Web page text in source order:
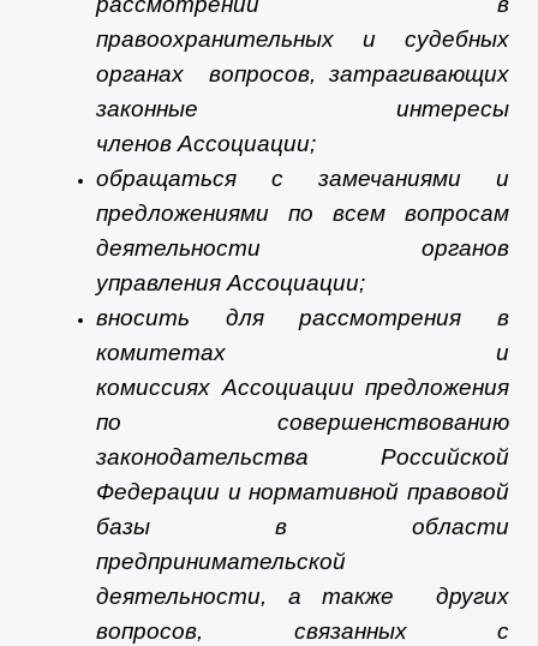
правоохранительных и судебных
органах вопросов, затрагивающих
законные интересы
членов Ассоциации;
обращаться с замечаниями и
предложениями по всем вопросам
деятельности органов
управления Ассоциации;
вносить для рассмотрения в
комитетах и
комиссиях Ассоциации предложения
по совершенствованию
законодательства Российской
Федерации и нормативной правовой
базы в области
предпринимательской
деятельности, а также других
вопросов, связанных с